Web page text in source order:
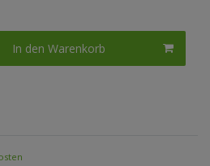
In den Warenkorb